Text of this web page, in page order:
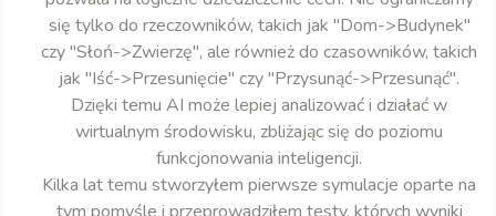
się tylko do rzeczowników, takich jak "Dom->Budynek"
czy "Słoń->Zwierzę", ale również do czasowników, takich
jak "Iść->Przesunięcie" czy "Przysunąć->Przesunąć".
Dzięki temu AI może lepiej analizować i działać w
wirtualnym środowisku, zbliżając się do poziomu
funkcjonowania inteligencji.
Kilka lat temu stworzyłem pierwsze symulacje oparte na